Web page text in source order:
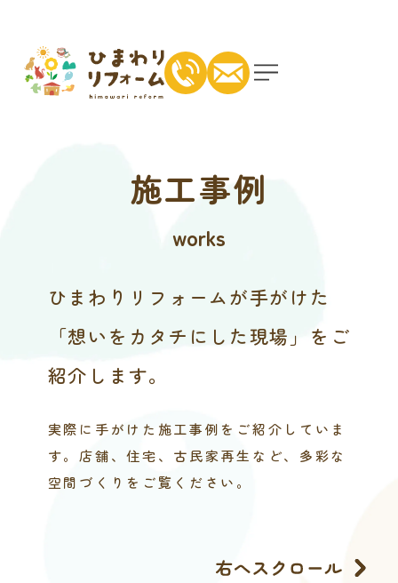
施工事例
works
ひまわりリフォームが手がけた
「想いをカタチにした現場」をご
紹介します。
実際に手がけた施工事例をご紹介していま
す。店舗、住宅、古民家再生など、多彩な
空間づくりをご覧ください。